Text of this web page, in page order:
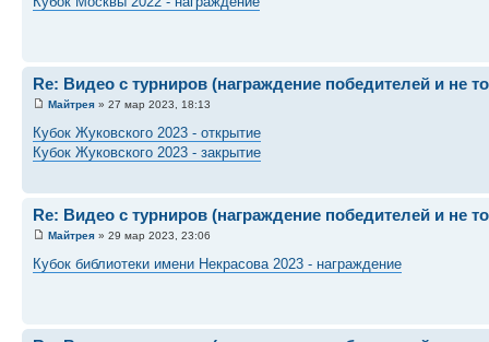
Re: Видео с турниров (награждение победителей и не
Майтрея » 27 мар 2023, 18:13
Кубок Жуковского 2023 - открытие
Кубок Жуковского 2023 - закрытие
Re: Видео с турниров (награждение победителей и не
Майтрея » 29 мар 2023, 23:06
Кубок библиотеки имени Некрасова 2023 - награждение